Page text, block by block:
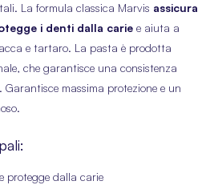
La formula classica Marvis assicura
i denti dalla carie e aiuta a
e tartaro. La pasta è prodotta
che garantisce una consistenza
massima protezione e un
protegge dalla carie